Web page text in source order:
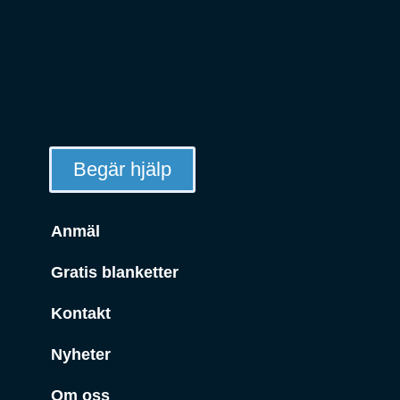
Begär hjälp
Anmäl
Gratis blanketter
Kontakt
Nyheter
Om oss